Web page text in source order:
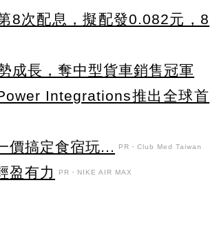
8次配息，擬配發0.082元，8
成長，奪中型貨車銷售冠軍
Integrations推出全球首
價搞定食宿玩...
PR・Club Med Taiwan
盈有力 PR・NIKE AIR MAX